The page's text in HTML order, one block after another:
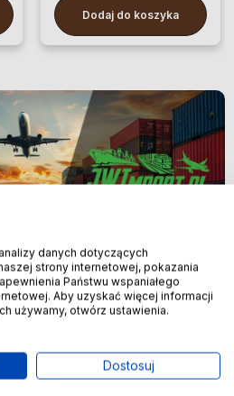
Dodaj do koszyka
z Chin –
danych dotyczących
strony internetowej, pokazania
Państwu wspaniałego
Aby uzyskać więcej informacji
używamy, otwórz ustawienia.
Dostosuj